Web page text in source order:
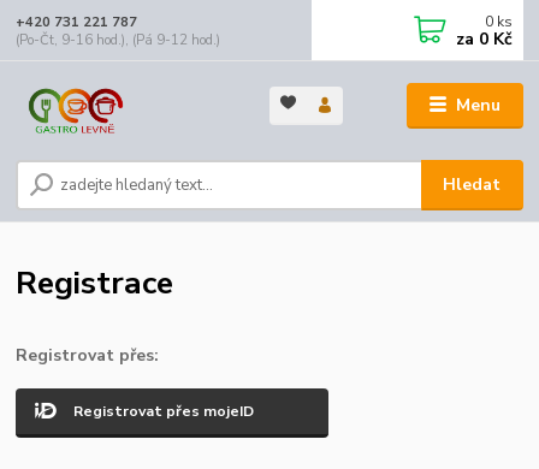
Menu
Hledat
+420 731 221 787
(Po-Čt, 9-16 hod.), (Pá 9-12 hod.)
0 ks
za 0 Kč
Registrace
Registrovat přes:
Registrovat přes mojeID